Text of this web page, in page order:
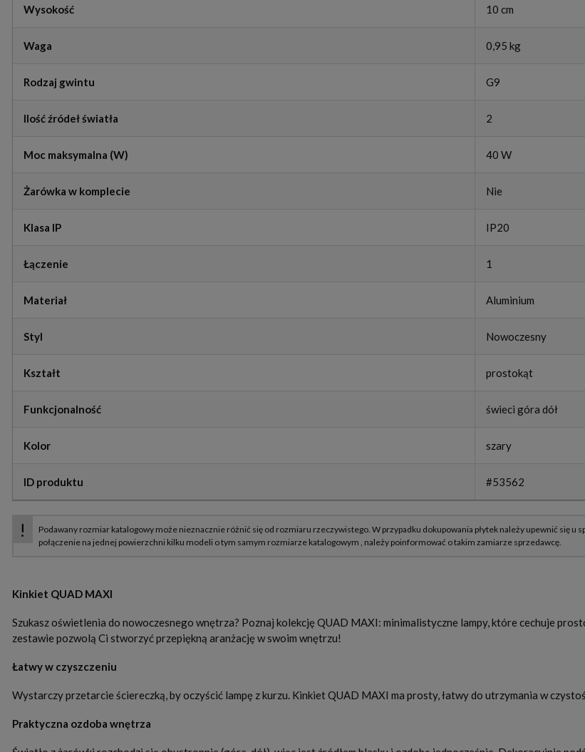
Wysokość 10 cm
Waga 0,95 kg
Rodzaj gwintu G9
Ilość źródeł światła 2
Moc maksymalna (W) 40 W
Żarówka w komplecie Nie
Klasa IP IP20
Łączenie 1
Materiał Aluminium
Styl Nowoczesny
Kształt prostokąt
Funkcjonalność świeci góra dół
Kolor szary
ID produktu #53562
Kinkiet QUAD MAXI
Szukasz oświetlenia do nowoczesnego wnętrza? Poznaj kolekcję QUAD MAXI: minimalistyczne lampy, które cechuje
zestawie pozwolą Ci stworzyć przepiękną aranżację w swoim wnętrzu!
Łatwy w czyszczeniu
Wystarczy przetarcie ściereczką, by oczyścić lampę z kurzu. Kinkiet QUAD MAXI ma prosty, łatwy do utrzymania w
Praktyczna ozdoba wnętrza